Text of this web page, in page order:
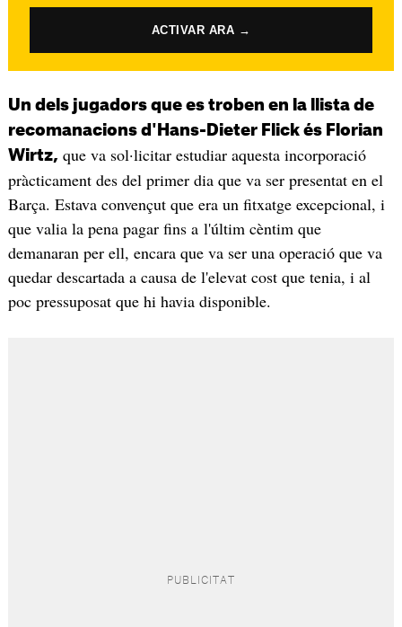
ACTIVAR ARA →
Un dels jugadors que es troben en la llista de
recomanacions d'Hans-Dieter Flick és Florian
Wirtz, que va sol·licitar estudiar aquesta incorporació
pràcticament des del primer dia que va ser presentat en el
Barça. Estava convençut que era un fitxatge excepcional, i
que valia la pena pagar fins a l'últim cèntim que
demanaran per ell, encara que va ser una operació que va
quedar descartada a causa de l'elevat cost que tenia, i al
poc pressuposat que hi havia disponible.